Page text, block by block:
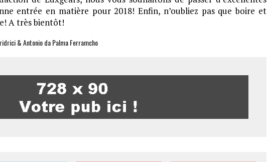
entrée en matière pour 2018! Enfin, n’oubliez pas que boire et
A très bientôt!
& Antonio da Palma Ferramcho